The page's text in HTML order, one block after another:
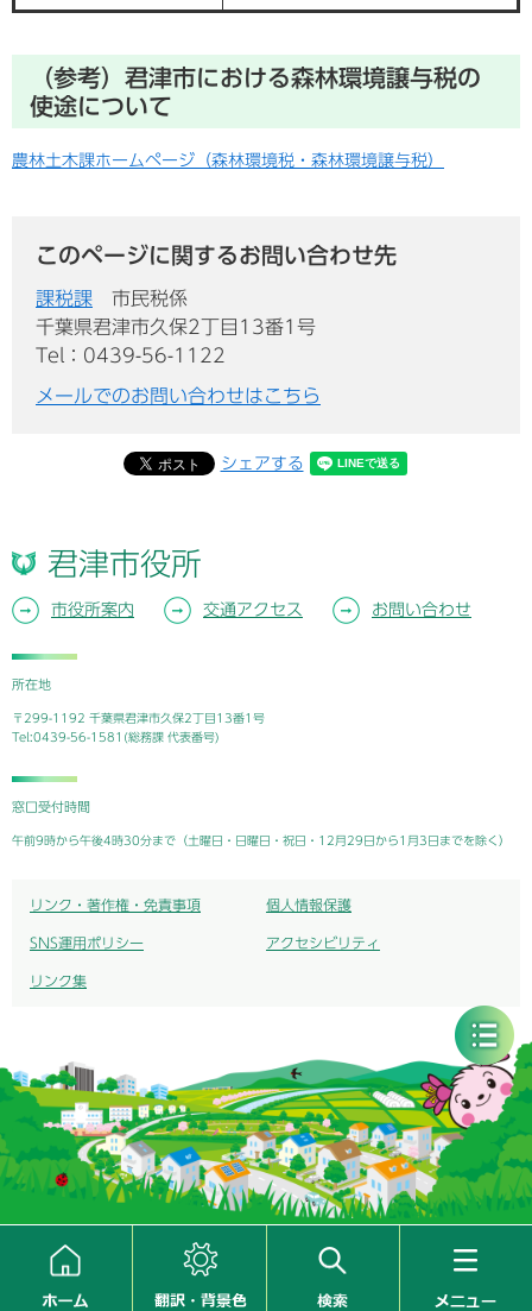
（参考）君津市における森林環境譲与税の
使途について
農林土木課ホームページ（森林環境税・森林環境譲与税）
このページに関するお問い合わせ先
課税課
市民税係
千葉県君津市久保2丁目13番1号
Tel：0439-56-1122
メールでのお問い合わせはこちら
シェアする
君津市役所
市役所案内 交通アクセス お問い合わせ
所在地
〒299-1192 千葉県君津市久保2丁目13番1号
Tel:0439-56-1581(総務課 代表番号)
窓口受付時間
午前9時から午後4時30分まで（土曜日・日曜日・祝日・12月29日から1月3日までを除く）
リンク・著作権・免責事項 個人情報保護
SNS運用ポリシー アクセシビリティ
リンク集